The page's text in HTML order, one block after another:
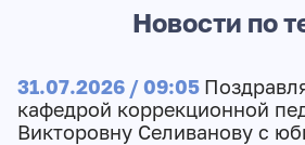
Новости по
31.07.2026 / 09:05
кафедрой коррекционной
Викторовну Селиванову с